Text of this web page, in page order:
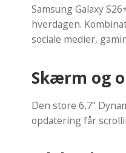
Samsung Galaxy
hverdagen.
sociale medier,
Skærm og
Den store 6,7"
opdatering får